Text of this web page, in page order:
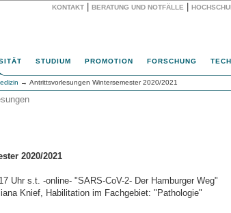
KONTAKT BERATUNG UND NOTFÄLLE
STUDIUM PROMOTION FORSCHUNG
→ Antrittsvorlesungen Wintersemester 2020/2021
2020/2021
Uhr s.t. -online- "SARS-CoV-2- Der Hamburger Weg"
Knief, Habilitation im Fachgebiet: "Pathologie"